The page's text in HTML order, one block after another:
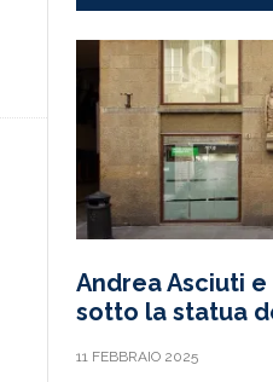
Andrea Asciuti
sotto la statua
11 FEBBRAIO 2025